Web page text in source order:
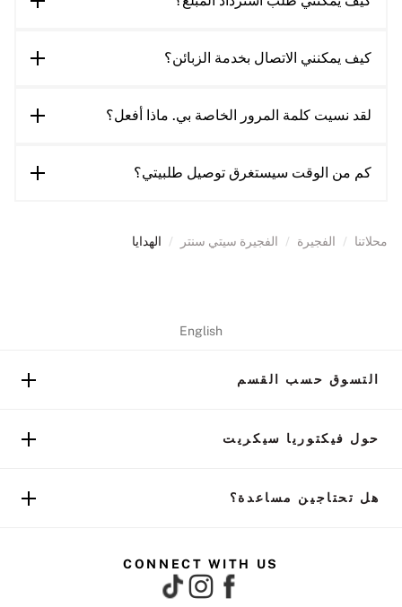
كيف يمكنني الاتصال بخدمة الزبائن؟
لقد نسيت كلمة المرور الخاصة بي. ماذا أفعل؟
كم من الوقت سيستغرق توصيل طلبيتي؟
محلاتنا / الفجيرة / الفجيرة سيتي سنتر / الهدايا
English
التسوق حسب القسم
حول فيكتوريا سيكريت
هل تحتاجين مساعدة؟
CONNECT WITH US